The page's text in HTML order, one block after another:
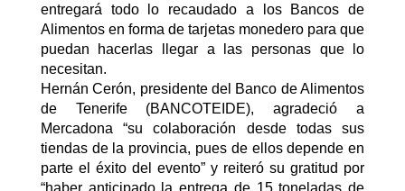
entregará todo lo recaudado a los Bancos de
Alimentos en forma de tarjetas monedero para que
puedan hacerlas llegar a las personas que lo
necesitan.
Hernán Cerón, presidente del Banco de Alimentos
de Tenerife (BANCOTEIDE), agradeció a
Mercadona “su colaboración desde todas sus
tiendas de la provincia, pues de ellos depende en
parte el éxito del evento” y reiteró su gratitud por
“haber anticipado la entrega de 15 toneladas de